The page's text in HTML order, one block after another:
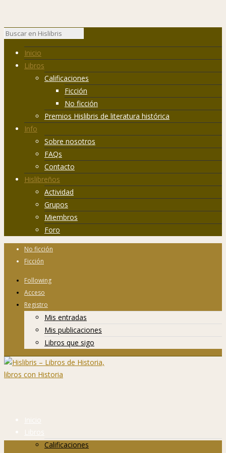
Inicio
Libros
Calificaciones
Ficción
No ficción
Premios Hislibris de literatura histórica
Info
Sobre nosotros
FAQs
Contacto
Hislibreños
Actividad
Grupos
Miembros
Foro
No ficción
Ficción
Following
Acceso
Registro
Mis entradas
Mis publicaciones
Libros que sigo
Inicio
Libros
Calificaciones